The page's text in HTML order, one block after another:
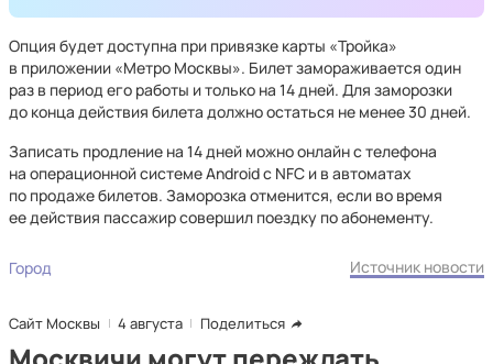
Опция будет доступна при привязке карты «Тройка»
в приложении «Метро Москвы». Билет замораживается один
раз в период его работы и только на 14 дней. Для заморозки
до конца действия билета должно остаться не менее 30 дней.
Записать продление на 14 дней можно онлайн с телефона
на операционной системе Android c NFC и в автоматах
по продаже билетов. Заморозка отменится, если во время
ее действия пассажир совершил поездку по абонементу.
Город Источник новости
Сайт Москвы 4 августа Поделиться